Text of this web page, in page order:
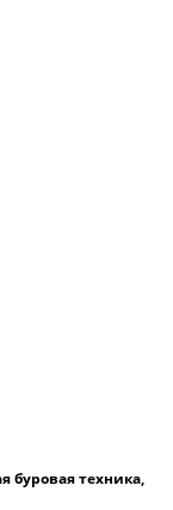
буровая техника,